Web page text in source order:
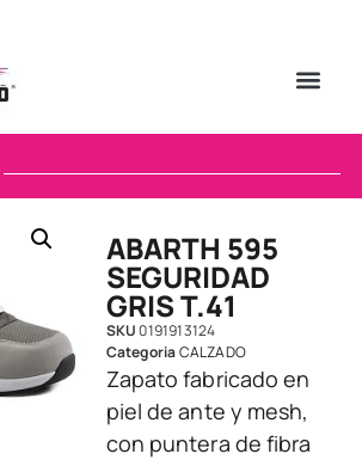
ABARTH 595
SEGURIDAD
GRIS T.41
SKU0191913124
CategoriaCALZADO
Zapato fabricado en
piel de ante y mesh,
con puntera de fibra